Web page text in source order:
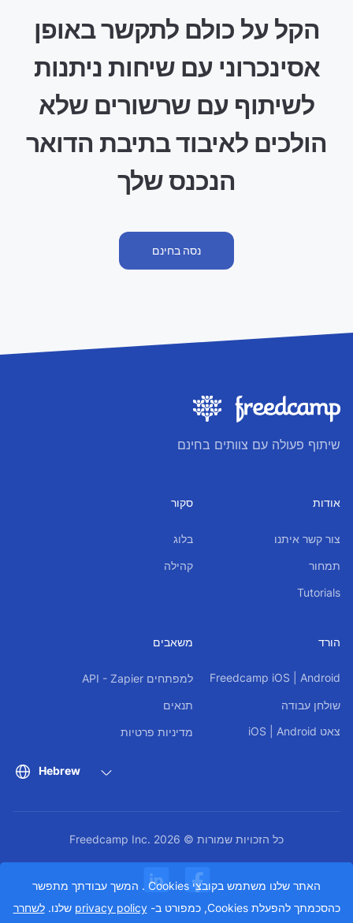
האתר שלנו משתמש בקובצי Cookies . המשך עבודתך מתפשר
כהסכמתך להפעלת Cookies, כמפורט ב-
privacy policy שלנו.לשחרר
הקל על כולם לתקשר באופן
אסינכרוני עם שיחות ניתנות
לשיתוף עם שרשורים שלא
הולכים לאיבוד בתיבת הדואר
הנכנס שלך
נסה בחינם
שיתוף פעולה עם צוותים בחינם
אודות
צור קשר איתנו
תמחור
Tutorials
סקור
בלוג
קהילה
הורד
Freedcamp iOS Android
שולחן עבודה
צאט
iOS Android
משאבים
למפתחים API - Zapier
תנאים
מדיניות פרטיות
כל הזכויות שמורות © Freedcamp Inc. 2026
Hebrew